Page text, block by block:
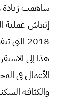
ساهمت زيادة
إنعاش عملية
2018
هذا إلى
الأعمال في
والكثافة